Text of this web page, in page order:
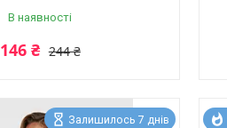
В наявності
244 ₴
146 ₴
Залишилось 7 днів